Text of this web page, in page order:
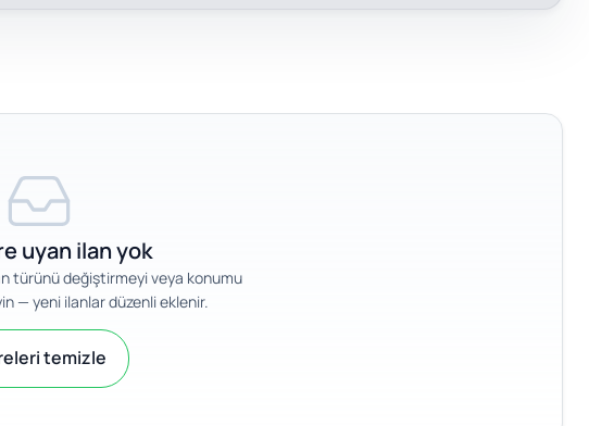
uyan ilan yok
türünü değiştirmeyi veya konumu
— yeni ilanlar düzenli eklenir.
temizle